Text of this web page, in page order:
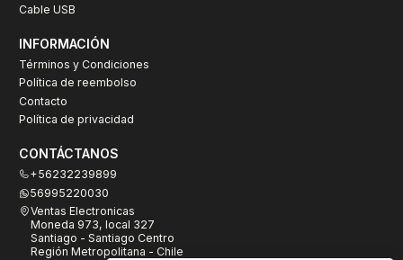
Cable USB
INFORMACIÓN
Términos y Condiciones
Política de reembolso
Contacto
Política de privacidad
CONTÁCTANOS
+56232239899
56995220030
Ventas Electronicas
Moneda 973, local 327
Santiago - Santiago Centro
Región Metropolitana - Chile